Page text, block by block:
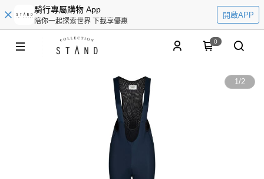
騎行專屬購物 App
陪你一起探索世界 下載享優惠
開啟APP
0
1/2